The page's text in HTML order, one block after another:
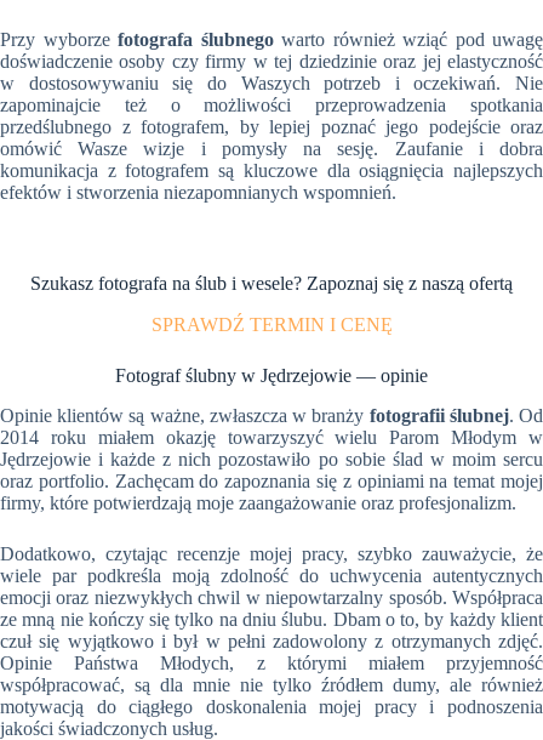
Przy wyborze fotografa ślubnegowarto również wziąć pod uwagę
doświadczenie osoby czy firmy w tej dziedzinie oraz jej elastyczność
w dostosowywaniu się do Waszych potrzeb i oczekiwań. Nie
zapominajcie też o możliwości przeprowadzenia spotkania
przedślubnego z fotografem, by lepiej poznać jego podejście oraz
omówić Wasze wizje i pomysły na sesję. Zaufanie i dobra
komunikacja z fotografem są kluczowe dla osiągnięcia najlepszych
efektów i stworzenia niezapomnianych wspomnień.
Szukasz fotografa na ślub i wesele? Zapoznaj się z naszą ofertą
SPRAWDŹ TERMIN I CENĘ
Fotograf ślubny w Jędrzejowie — opinie
Opinie klientów są ważne, zwłaszcza w branży fotografii ślubnej. Od
2014 roku miałem okazję towarzyszyć wielu Parom Młodym w
Jędrzejowie i każde z nich pozostawiło po sobie ślad w moim sercu
oraz portfolio. Zachęcam do zapoznania się z opiniami na temat mojej
firmy, które potwierdzają moje zaangażowanie oraz profesjonalizm.
Dodatkowo, czytając recenzje mojej pracy, szybko zauważycie, że
wiele par podkreśla moją zdolność do uchwycenia autentycznych
emocji oraz niezwykłych chwil w niepowtarzalny sposób. Współpraca
ze mną nie kończy się tylko na dniu ślubu. Dbam o to, by każdy klient
czuł się wyjątkowo i był w pełni zadowolony z otrzymanych zdjęć.
Opinie Państwa Młodych, z którymi miałem przyjemność
współpracować, są dla mnie nie tylko źródłem dumy, ale również
motywacją do ciągłego doskonalenia mojej pracy i podnoszenia
jakości świadczonych usług.